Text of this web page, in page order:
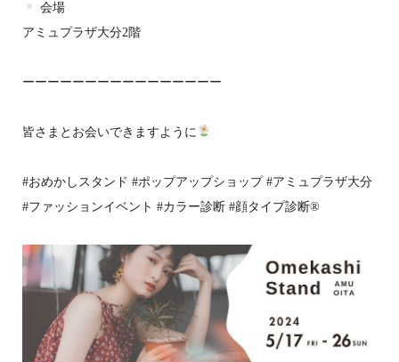
会場
アミュプラザ大分2階
ーーーーーーーーーーーーーーーー
皆さまとお会いできますように
#おめかしスタンド #ポップアップショップ #アミュプラザ大分
#ファッションイベント #カラー診断 #顔タイプ診断®